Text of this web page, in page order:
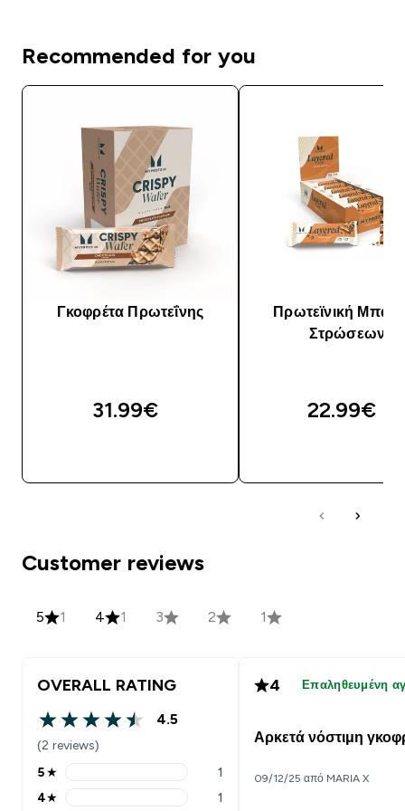
Recommended for you
Γκοφρέτα Πρωτεΐνης
31.99€‎
Πρωτεϊνική
Στρώσεων
22.99€‎
Customer reviews
5 1 4 1 3 2 1
OVERALL RATING
4.5 out of 5 stars
4.5
(2 reviews)
5 stars rating 1 reviews
5★ 1
4 stars rating 1 reviews
4★ 1
4 Επαληθευμένη
Αρκετά νόστιμη
09/12/25 από MARIA X